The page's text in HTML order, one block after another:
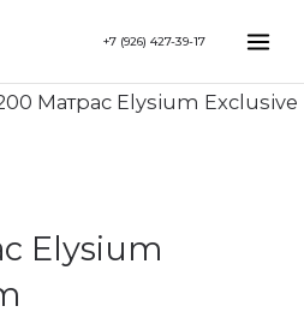
+7 (926) 427-39-17
Матрас Elysium Exclusive
Elysium